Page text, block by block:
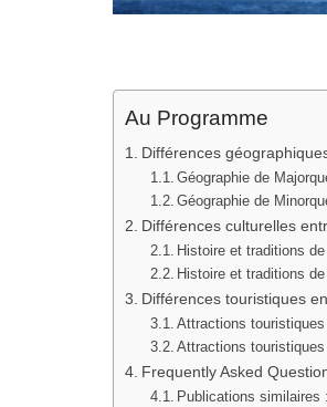
Au Programme
Différences
Géographie de
Géographie de
Différences culturelles
Histoire et traditions
Histoire et traditions
Différences touristiques
Attractions
Attractions
Frequently Asked
Publications similaires :